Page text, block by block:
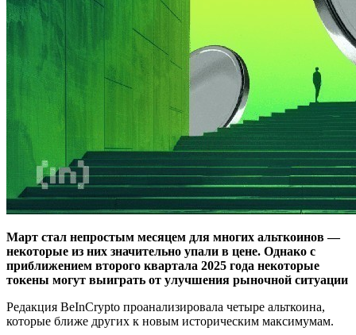
Март стал непростым месяцем для многих альткоинов —
некоторые из них значительно упали в цене. Однако с
приближением второго квартала 2025 года некоторые
токены могут выиграть от улучшения рыночной ситуации
Редакция BeInCrypto проанализировала четыре альткоина,
которые ближе других к новым историческим максимумам.